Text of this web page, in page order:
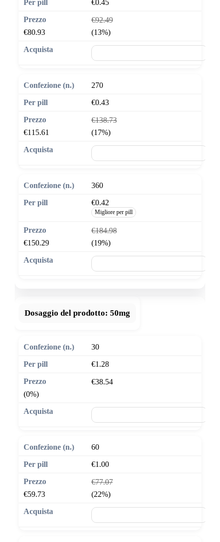
€0.45
€92.49
€80.93
(13%)
270
€0.43
€138.73
€115.61
(17%)
360
€0.42
Migliore per pill
€184.98
€150.29
(19%)
Dosaggio del prodotto: 50mg
30
€1.28
€38.54
(0%)
60
€1.00
€77.07
€59.73
(22%)